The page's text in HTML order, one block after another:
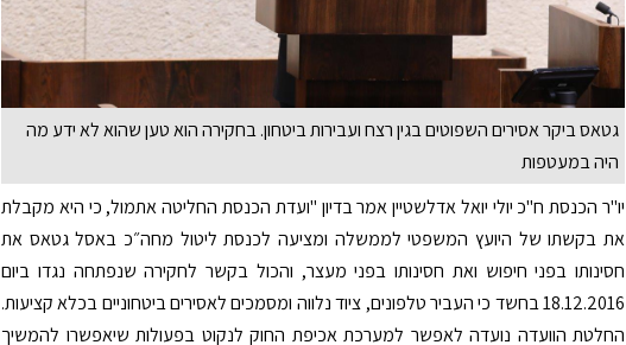
גטאס ביקר אסירים השפוטים בגין רצח ועבירות ביטחון. בחקירה הוא טען שהוא לא ידע מה
היה במעטפות
יו"ר הכנסת ח"כ יולי יואל אדלשטיין אמר בדיון "ועדת הכנסת החליטה אתמול, כי היא מקבלת
את בקשתו של היועץ המשפטי לממשלה ומציעה לכנסת ליטול מחה״כ באסל גטאס את
חסינותו בפני חיפוש ואת חסינותו בפני מעצר, והכול בקשר לחקירה שנפתחה נגדו ביום
18.12.2016 בחשד כי העביר טלפונים, ציוד נלווה ומסמכים לאסירים ביטחוניים בכלא קציעות.
החלטת הוועדה נועדה לאפשר למערכת אכיפת החוק לנקוט בפעולות שיאפשרו להמשיך